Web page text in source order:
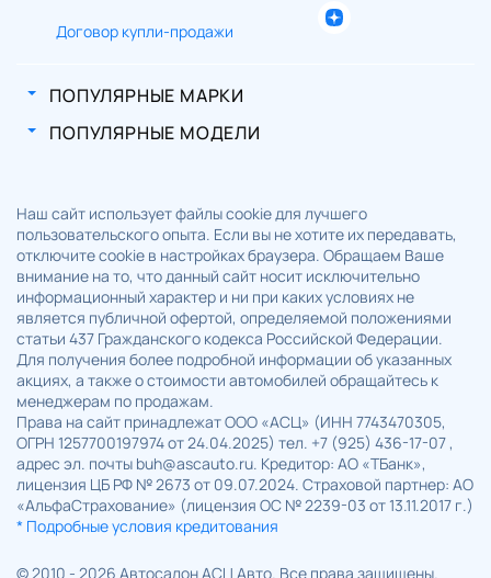
Договор купли-продажи
ПОПУЛЯРНЫЕ МАРКИ
ПОПУЛЯРНЫЕ МОДЕЛИ
Наш сайт использует файлы cookie для лучшего
пользовательского опыта. Если вы не хотите их передавать,
отключите cookie в настройках браузера. Обращаем Ваше
внимание на то, что данный сайт носит исключительно
информационный характер и ни при каких условиях не
является публичной офертой, определяемой положениями
статьи 437 Гражданского кодекса Российской Федерации.
Для получения более подробной информации об указанных
акциях, а также о стоимости автомобилей обращайтесь к
менеджерам по продажам.
Права на сайт принадлежат ООО «АСЦ» (ИНН 7743470305,
ОГРН 1257700197974 от 24.04.2025) тел. +7 (925) 436-17-07 ,
адрес эл. почты buh@ascauto.ru. Кредитор: АО «ТБанк»,
лицензия ЦБ РФ № 2673 от 09.07.2024. Страховой партнер: АО
«АльфаСтрахование» (лицензия ОС № 2239-03 от 13.11.2017 г.)
* Подробные условия кредитования
© 2010 - 2026 Автосалон АСЦ Авто. Все права защищены.